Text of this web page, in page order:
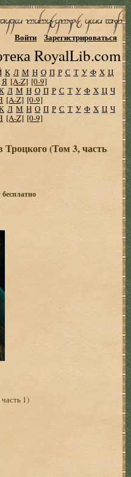
RoyalLib.com
Войти Зарегистрироваться
К Л М Н О П Р С Т У Ф Х Ц
Я [A-Z] [0-9]
Л М Н О П Р С Т У Ф Х Ц Ч
[A-Z] [0-9]
Л М Н О П Р С Т У Ф Х Ц Ч
[A-Z] [0-9]
(Том 3, часть
1)